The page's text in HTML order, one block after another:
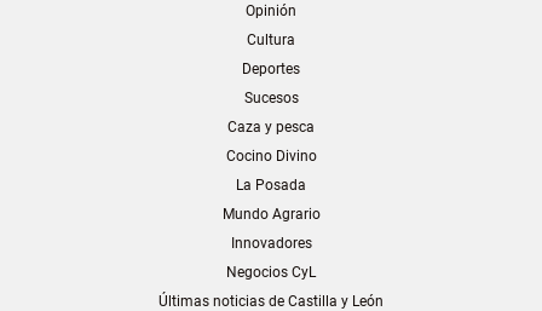
Opinión
Cultura
Deportes
Sucesos
Caza y pesca
Cocino Divino
La Posada
Mundo Agrario
Innovadores
Negocios CyL
Últimas noticias de Castilla y León